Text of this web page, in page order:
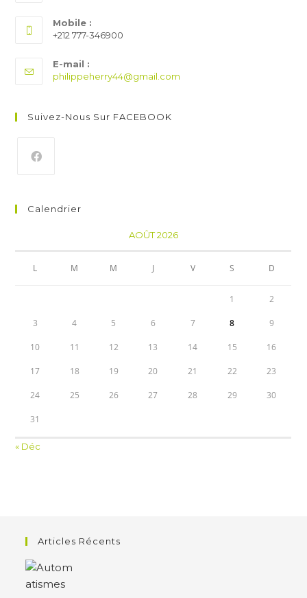
Mobile :
+212 777-346900​
E-mail :
philippeherry44@gmail.com
Suivez-Nous Sur FACEBOOK
Calendrier
AOÛT 2026
L M M J V S D
1 2
3 4 5 6 7 8 9
10 11 12 13 14 15 16
17 18 19 20 21 22 23
24 25 26 27 28 29 30
31
« Déc
Articles Récents